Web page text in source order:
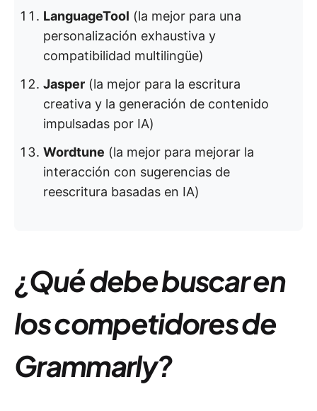
LanguageTool (la mejor para una
personalización exhaustiva y
compatibilidad multilingüe)
Jasper (la mejor para la escritura
creativa y la generación de contenido
impulsadas por IA)
Wordtune (la mejor para mejorar la
interacción con sugerencias de
reescritura basadas en IA)
¿Qué debe buscar en
los competidores de
Grammarly?